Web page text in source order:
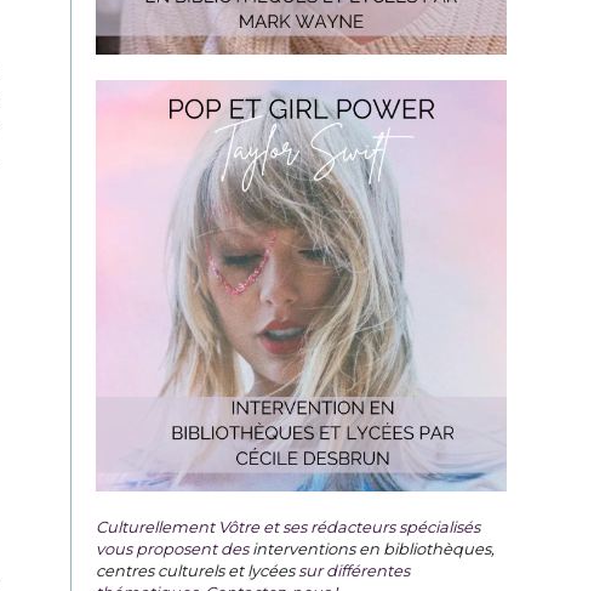
Culturellement Vôtre et ses rédacteurs spécialisés
vous proposent desinterventions en bibliothèques,
centres culturels et lycéessur différentes